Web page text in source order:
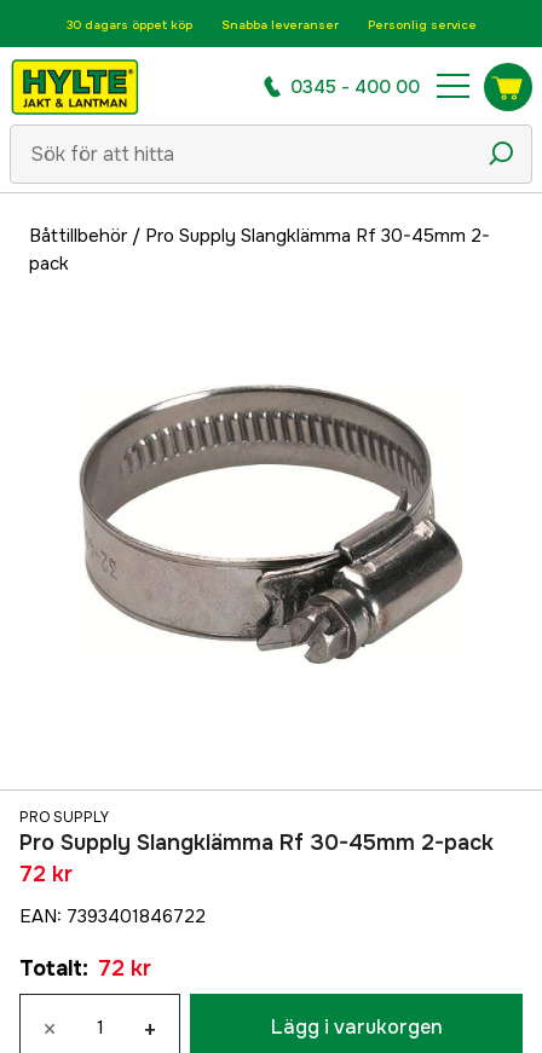
30 dagars öppet köp Snabba leveranser Personlig service
0345 - 400 00
Båttillbehör/ Pro Supply Slangklämma Rf 30-45mm 2-
pack
PRO SUPPLY
Pro Supply Slangklämma Rf 30-45mm 2-pack
72 kr
EAN: 7393401846722
Totalt: 72 kr
× + Lägg i varukorgen